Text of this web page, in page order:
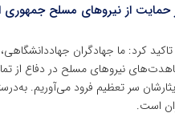
حمایت از نیروهای مسلح جمهوری
کرد: ما جهادگران
نیروهای مسلح در دفاع از
سر تعظیم فرود می‌آوریم.
است.